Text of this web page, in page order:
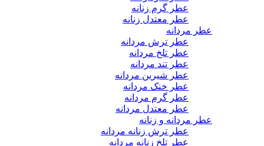
عطر گرم زنانه
عطر معتدل زنانه
عطر مردانه
عطر ترش مردانه
عطر تلخ مردانه
عطر تند مردانه
عطر شیرین مردانه
عطر خنک مردانه
عطر گرم مردانه
عطر معتدل مردانه
عطر مردانه و زنانه
عطر ترش زنانه مردانه
عطر تلخ زنانه مردانه